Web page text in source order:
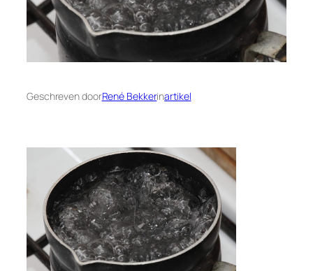
Geschreven doorRené Bekkerinartikel